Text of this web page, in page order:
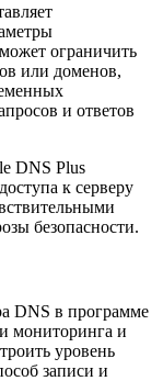
ограничить
или доменов,
и ответов
DNS Plus
к серверу
безопасности.
DNS в программе
мониторинга и
уровень
записи и